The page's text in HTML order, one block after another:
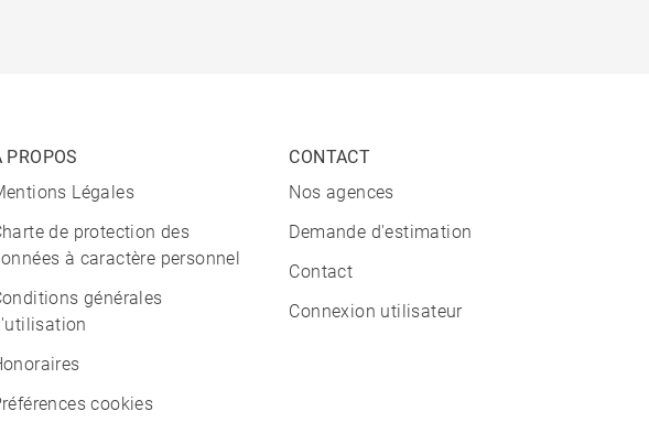
PROPOS
Légales
de protection des
à caractère personnel
générales
cookies
CONTACT
Nos agences
Demande d'estimation
Contact
Connexion utilisateur